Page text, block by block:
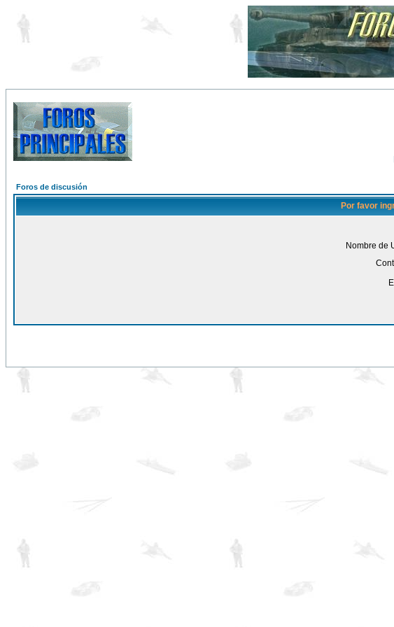
Foros de discusión
Por favor
Nombre de